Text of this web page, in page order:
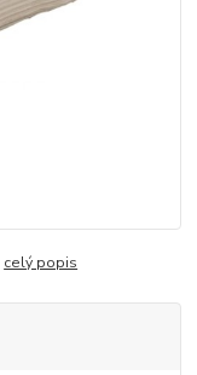
celý popis